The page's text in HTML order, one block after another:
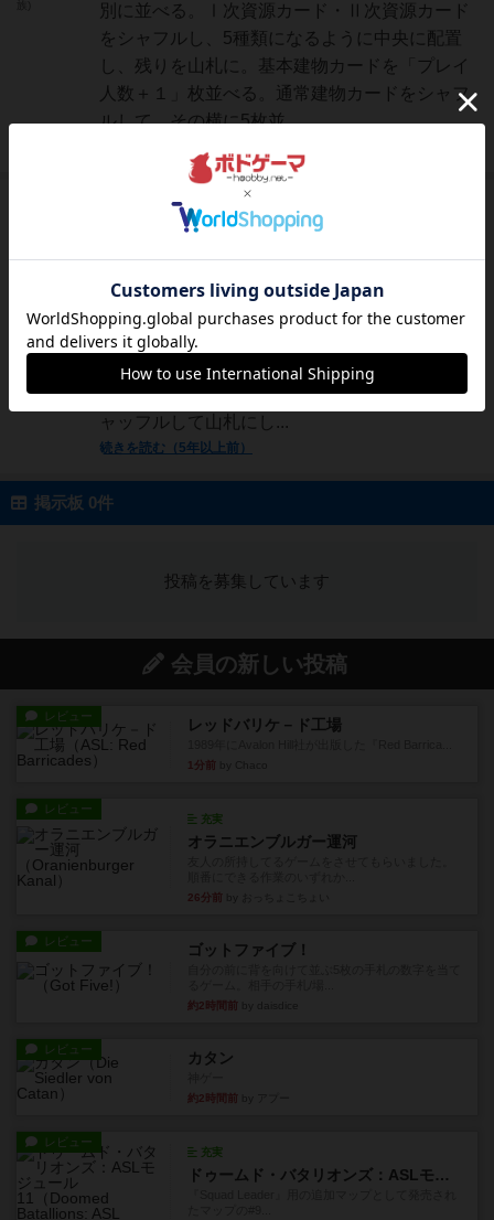
別に並べる。Ⅰ次資源カード・Ⅱ次資源カード
をシャフルし、5種類になるように中央に配置
し、残りを山札に。基本建物カードを「プレイ
人数＋１」枚並べる。通常建物カードをシャフ
ルして、その横に5枚並...
0名
ゲームの目的様々な商品を作り、豊かになるこ
とを目指す準備基本建物カード5枚をシャッフ
ルして、プレイ人数＋1枚を表向きに並べ、残
りを除外する通常建物カード23枚をシャッフル
して山札にして、建物カードが合計5枚になる
ようにめくって並べるⅡ次資源カード9枚をシ
ャッフルして山札にし...
続きを読む（5年以上前）
掲示板 0件
投稿を募集しています
会員の新しい投稿
レビュー レッドバリケ－ド工場
1分前
レビュー
充実
オラニエンブルガー運河
26分前
レビュー ゴットファイブ！
約2時間前
レビュー カタン
約2時間前
レビュー
充実
ドゥームド・バタリオンズ：ASLモジュール11